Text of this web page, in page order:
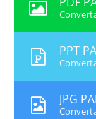
PPT
JPG